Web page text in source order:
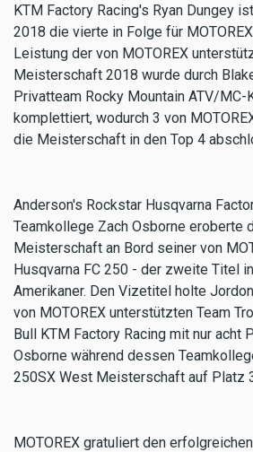
KTM Factory Racing's Ryan Dungey
2018 die vierte in Folge für
Leistung der von MOTOREX
Meisterschaft 2018 wurde durch
Privatteam Rocky Mountain ATV/
komplettiert, wodurch 3 von
die Meisterschaft in den Top 4
Anderson's Rockstar Husqvarna
Teamkollege Zach Osborne eroberte
Meisterschaft an Bord seiner von
Husqvarna FC 250 - der zweite Titel
Amerikaner. Den Vizetitel holte
von MOTOREX unterstützten Team
Bull KTM Factory Racing mit nur acht
Osborne während dessen
250SX West Meisterschaft auf Platz
MOTOREX gratuliert den